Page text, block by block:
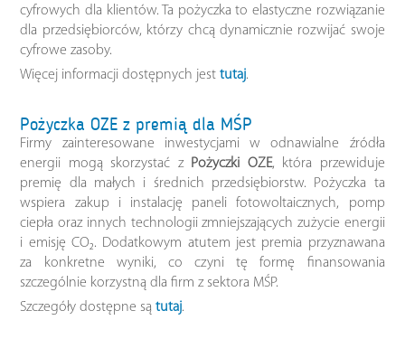
cyfrowych dla klientów. Ta pożyczka to elastyczne rozwiązanie
dla przedsiębiorców, którzy chcą dynamicznie rozwijać swoje
cyfrowe zasoby.
Więcej informacji dostępnych jesttutaj.
Pożyczka OZE z premią dla MŚP
Firmy zainteresowane inwestycjami w odnawialne źródła
energii mogą skorzystać z Pożyczki OZE, która przewiduje
premię dla małych i średnich przedsiębiorstw. Pożyczka ta
wspiera zakup i instalację paneli fotowoltaicznych, pomp
ciepła oraz innych technologii zmniejszających zużycie energii
i emisję CO₂. Dodatkowym atutem jest premia przyznawana
za konkretne wyniki, co czyni tę formę finansowania
szczególnie korzystną dla firm z sektora MŚP.
Szczegóły dostępne sątutaj.